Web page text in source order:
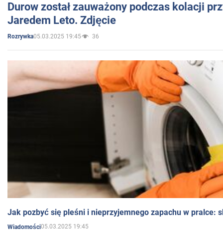
Durow został zauważony podczas kolacji
Jaredem Leto. Zdjęcie
Rozrywka05.03.2025 19:45 36
Jak pozbyć się pleśni i nieprzyjemnego zapachu w pralce:
Wiadomości05.03.2025 19:45